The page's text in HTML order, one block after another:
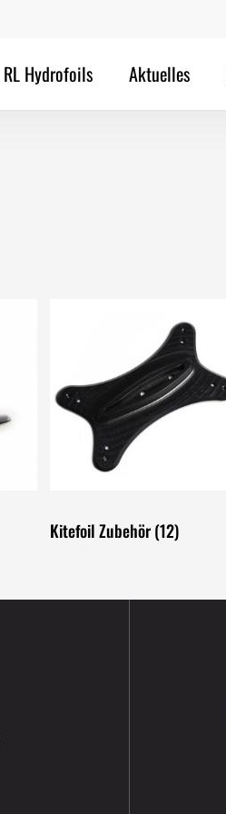
RL Hydrofoils Aktuelles
Kitefoil Zubehör(12)